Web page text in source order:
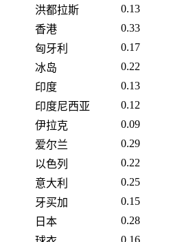
洪都拉斯
0.13
香港
0.33
匈牙利
0.17
冰岛
0.22
印度
0.13
印度尼西亚
0.12
伊拉克
0.09
爱尔兰
0.29
以色列
0.22
意大利
0.25
牙买加
0.15
日本
0.28